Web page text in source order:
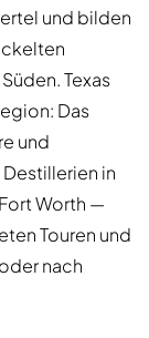
und bilden
Texas
Das
und
in
Worth —
Touren und
nach